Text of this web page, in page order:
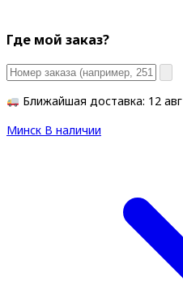
Где мой заказ?
Ближайшая доставка: 12 авг
Минск В наличии